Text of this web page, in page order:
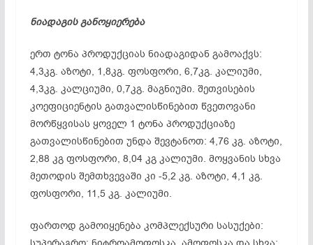
ნიადაგის განოყიერება
ერთ ტონა პროდუქციას ნიადაგიდან გამოაქვს:
4,3კგ. აზოტი, 1,8კგ. ფოსფორი, 6,7კგ. კალიუმი,
4,3კგ. კალციუმი, 0,7კგ. მაგნიუმი. შეთვისების
კოეფიციენტის გათვალისწინებით წვეთოვანი
მორწყვისას ყოველ 1 ტონა პროდუქციაზე
გათვალისწინებით უნდა შევტანოთ: 4,76 კგ. აზოტი,
2,88 კგ ფოსფორი, 8,04 კგ კალიუმი. მოყვანის სხვა
მეთოდის შემთხვევაში კი -5,2 კგ. აზოტი, 4,1 კგ.
ფოსფორი, 11,5 კგ. კალიუმი.
ფართოდ გამოიყენება კომპლექსური სასუქები: